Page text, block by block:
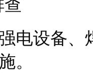
电设备
。